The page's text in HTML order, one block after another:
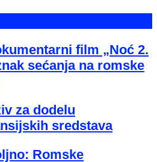
film „Noć 2.
sećanja na romske
za dodelu
sredstava
Romske